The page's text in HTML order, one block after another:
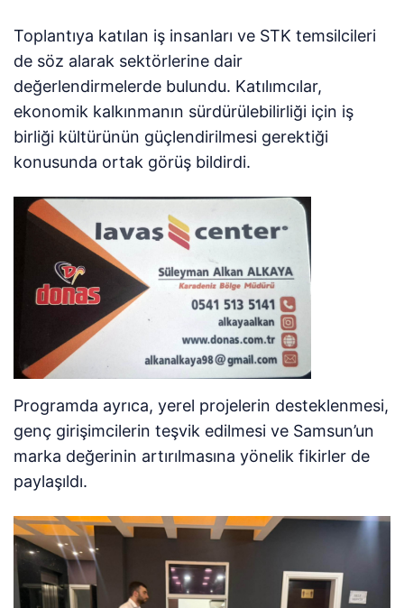
Toplantıya katılan iş insanları ve STK temsilcileri
de söz alarak sektörlerine dair
değerlendirmelerde bulundu. Katılımcılar,
ekonomik kalkınmanın sürdürülebilirliği için iş
birliği kültürünün güçlendirilmesi gerektiği
konusunda ortak görüş bildirdi.
Programda ayrıca, yerel projelerin desteklenmesi,
genç girişimcilerin teşvik edilmesi ve Samsun’un
marka değerinin artırılmasına yönelik fikirler de
paylaşıldı.